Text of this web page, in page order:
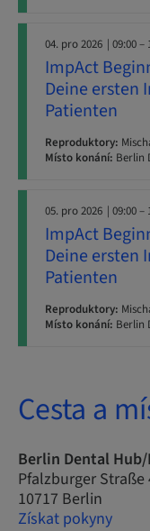
04. pro 2026 | 09:00 –
ImpAct
Deine ersten
Patienten
Reproduktory:
Místo konání: Berlin
05. pro 2026 | 09:00 –
ImpAct
Deine ersten
Patienten
Reproduktory:
Místo konání: Berlin
Cesta a
Berlin Dental
Pfalzburger Straße
10717 Berlin
Získat pokyny